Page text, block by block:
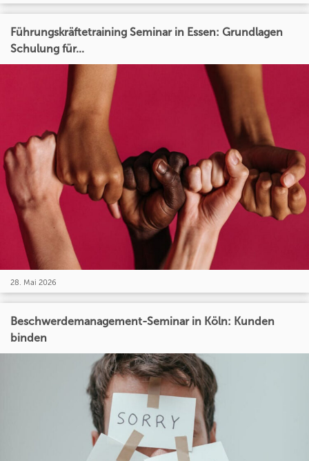
Führungskräftetraining Seminar in Essen: Grundlagen
Schulung für...
28. Mai 2026
Beschwerdemanagement-Seminar in Köln: Kunden
binden